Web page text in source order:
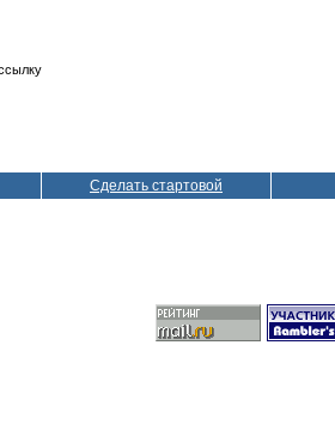
Сделать стартовой